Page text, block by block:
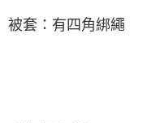
被套：有四角綁繩